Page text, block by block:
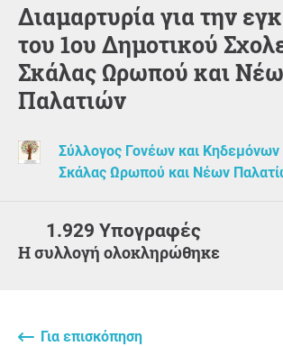
Διαμαρτυρία για την εγκατάλειψη
του 1ου Δημοτικού
Σκάλας Ωρωπού και
Παλατιών
Σύλλογος Γονέων και
Σκάλας Ωρωπού και Νέων
1.929 Υπογραφές
Η συλλογή ολοκληρώθηκε
Για επισκόπηση